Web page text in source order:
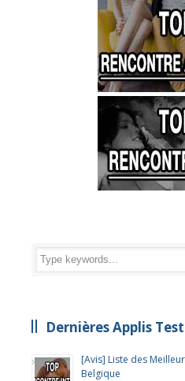
Dernières Applis
[Avis] Liste des
Belgique